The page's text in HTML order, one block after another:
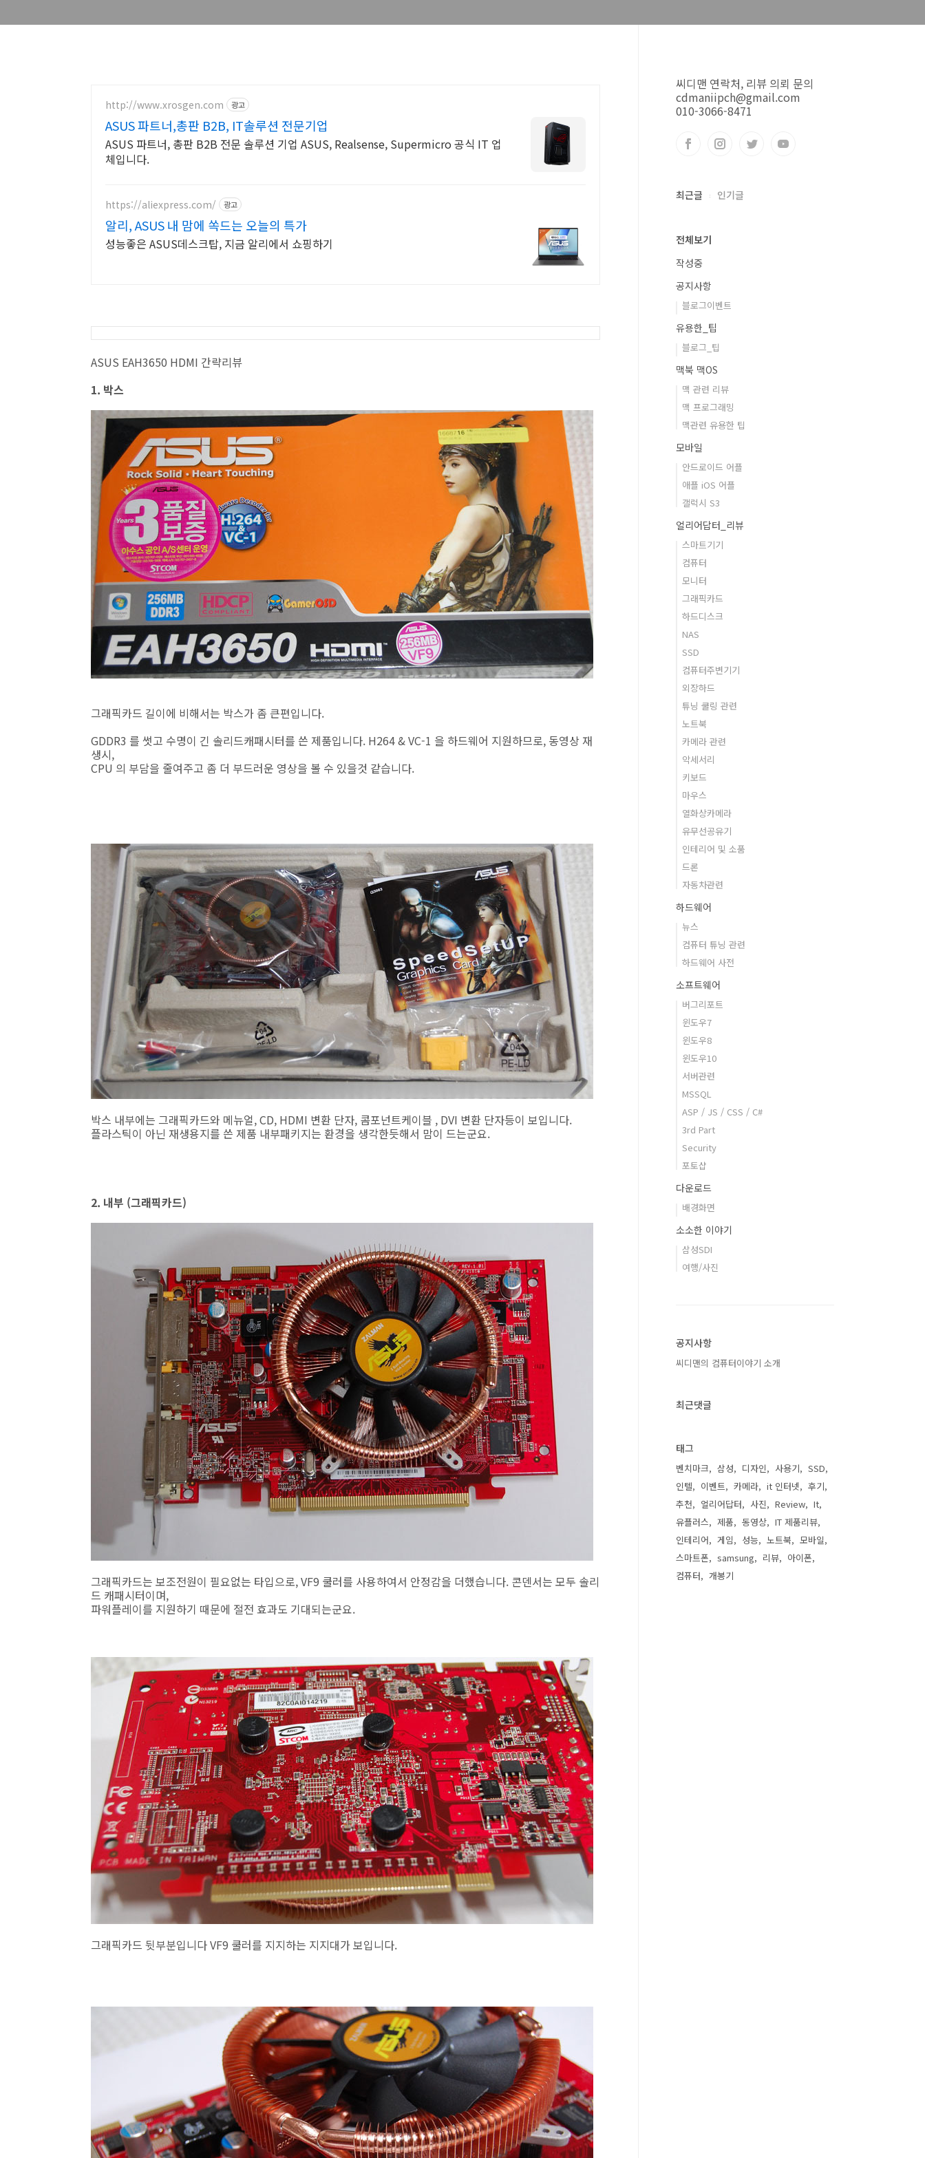
http://www.xrosgen.com 광고
ASUS 파트너,총판 B2B, IT솔루션 전문기업
ASUS 파트너, 총판 B2B 전문 솔루션 기업 ASUS, Realsense, Supermicro 공식 IT 업
체입니다.
https://aliexpress.com/ 광고
알리, ASUS 내 맘에 쏙드는 오늘의 특가
성능좋은 ASUS데스크탑, 지금 알리에서 쇼핑하기
ASUS EAH3650 HDMI 간략리뷰
1. 박스
그래픽카드 길이에 비해서는 박스가 좀 큰편입니다.
GDDR3 를 썻고 수명이 긴 솔리드캐패시터를 쓴 제품입니다. H264 & VC-1 을 하드웨어 지원하므로, 동영상 재
생시,
CPU 의 부담을 줄여주고 좀 더 부드러운 영상을 볼 수 있을것 같습니다.
박스 내부에는 그래픽카드와 메뉴얼, CD, HDMI 변환 단자, 콤포넌트케이블 , DVI 변환 단자등이 보입니다.
플라스틱이 아닌 재생용지를 쓴 제품 내부패키지는 환경을 생각한듯해서 맘이 드는군요.
2. 내부 (그래픽카드)
그래픽카드는 보조전원이 필요없는 타입으로, VF9 쿨러를 사용하여서 안정감을 더했습니다. 콘덴서는 모두 솔리
드 캐패시터이며,
파워플레이를 지원하기 때문에 절전 효과도 기대되는군요.
그래픽카드 뒷부분입니다 VF9 쿨러를 지지하는 지지대가 보입니다.
씨디맨 연락처, 리뷰 의뢰 문의
cdmaniipch@gmail.com
010-3066-8471
최근글 인기글
전체보기
작성중
공지사항
블로그이벤트
유용한_팁
블로그_팁
맥북 맥OS
맥 관련 리뷰
맥 프로그래밍
맥관련 유용한 팁
모바일
안드로이드 어플
애플 iOS 어플
갤럭시 S3
얼리어답터_리뷰
스마트기기
컴퓨터
모니터
그래픽카드
하드디스크
NAS
SSD
컴퓨터주변기기
외장하드
튜닝 쿨링 관련
노트북
카메라 관련
악세서리
키보드
마우스
열화상카메라
유무선공유기
인테리어 및 소품
드론
자동차관련
하드웨어
뉴스
컴퓨터 튜닝 관련
하드웨어 사전
소프트웨어
버그리포트
윈도우7
윈도우8
윈도우10
서버관련
MSSQL
ASP / JS / CSS / C#
3rd Part
Security
포토샵
다운로드
배경화면
소소한 이야기
삼성SDI
여행/사진
공지사항
씨디맨의 컴퓨터이야기 소개
최근댓글
태그
벤치마크 삼성 디자인 사용기
SSD
인텔
이벤트 카메라 it 인터넷
후기
추천
얼리어답터 사진 Review
It
유플러스
제품 동영상
IT 제품리뷰
인테리어
게임 성능 노트북
모바일
스마트폰
samsung 리뷰
아이폰
컴퓨터
개봉기